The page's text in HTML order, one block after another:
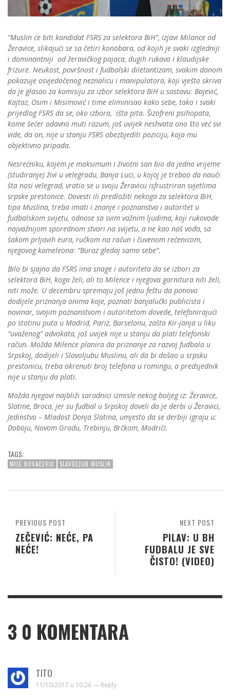
“Muslin će biti kandidat FSRS za selektora BiH”, izjavi Milance od
Žeravice, slikajući se sa četiri konobara, od kojih je svaki izgledniji
i dominantniji od žeravičkog pajaca, dugih rukava i klaudijske
frizure. Neukost, površnost i fudbalski diletantizam, svakim danom
pokazuje osvjedočenog neznalicu i manipulatora, koji vješto skriva
da je glasao za komisiju za izbor selektora BiH u sastavu: Bajević,
Kajtaz, Osim i Misimović i time eliminisao kako sebe, tako i svaki
prijedlog FSRS da se, oko izbora, išta pita. Šizofreni psihopata,
kome šećer odavno muti razum, još uvijek neshvata ono što već svi
vide, da on, nije u stanju FSRS obezbjediti poziciju, koja mu
objektivno pripada.
Nesrećniku, kojem je maksimum i životni san bio da jedno vrijeme
(studiranje) živi u velegradu, Banja Luci, u kojoj je trebao da nauči
šta nosi velegrad, vratio se u svoju Žeravicu isfrustriran svjetlima
srpske prestonice. Dovesti ili predložiti nekoga za selektora BiH,
tipa Muslina, treba imati i znanje i poznanstva i autoritet u
fudbalskom svijetu, odnose sa svim važnim ljudima, koji rukovode
najvažnijom sporednom stvari na svijetu, a ne kao naš vođa, sa
šakom prljavih eura, ručkom na račun i čuvenom rečenicom,
njegovog kameleona: “Buraz gledaj samo sebe”.
Bilo bi sjajno da FSRS ima snage i autoriteta da se izbori za
selektora BiH, koga želi, ali to Milence i njegova garnitura niti želi,
niti može. U decembru spremaju još jednu feštu da ponovo
dodijele priznanja onima koje, poznati banjalučki publicista i
novinar, svojim poznanstvom i autoritetom dovede, telefonirajući
po stotinu puta u Madrid, Pariz, Barselonu, zašta Kir-janja u liku
“uvaženog” advokata, još uvijek nije u stanju da plati telefonski
račun. Možda Milence planira da priznanje za razvoj fudbala u
Srpskoj, dodijeli i Slavoljubu Muslinu, ali da bi došao u srpsku
prestonicu, treba okrenuti broj telefona u romingu, a predsjednik
nije u stanju da plati.
Možda njegovi najbliži saradnici izmisle nekog boljeg iz: Žeravice,
Slatine, Broca, jer su fudbal u Srpskoj doveli da je derbi u Žeravici,
Jedinstvo – Mladost Donja Slatina, umjesto da se derbiji igraju u:
Doboju, Novom Gradu, Trebinju, Brčkom, Modriči.
TAGS:
MILE KOVAČEVIĆ SLAVOLJUB MUSLIN
NEXT POST
PILAV: U BH
FUDBALU JE SVE
ČISTO! (VIDEO)
PREVIOUS POST
ZEČEVIĆ: NEĆE, PA
NEĆE!
3 0 KOMENTARA
TITO
11/10/2017 u 10:26 — Reply